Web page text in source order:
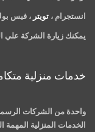
انستجرام ، تويتر ، فيس
يمكنك زيارة الشركة علي
خدمات منزلية
واحدة من الشركات
الخدمات المنزلية المهمة